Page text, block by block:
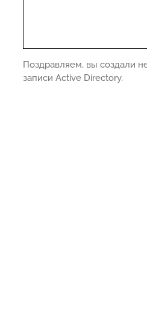
Поздравляем, вы создали
записи Active Directory.